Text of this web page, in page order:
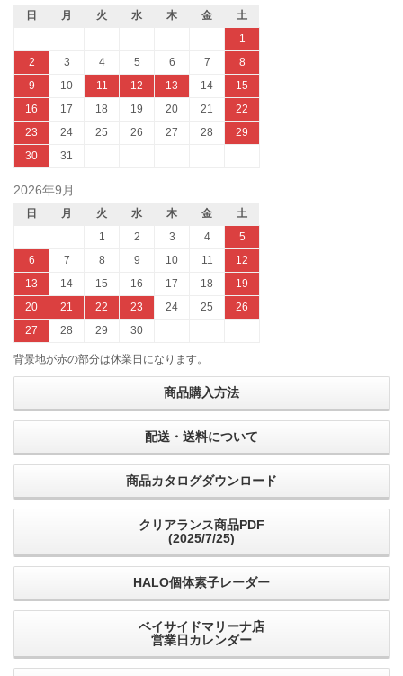
日 月 火 水 木 金
土
1
2
3 4 5 6 7
8
9
10 11 12 13 14
15
16
17 18 19 20 21
22
23
24 25 26 27 28
29
30
31
2026年9月
日 月 火 水 木 金
土
1
2 3 4
5
6
7 8 9 10 11
12
13
14 15 16 17 18
19
20
21 22 23 24 25
26
27
28 29 30
背景地が赤の部分は休業日になります。
商品購入方法
配送・送料について
商品カタログダウンロード
クリアランス商品PDF
(2025/7/25)
HALO個体素子レーダー
ベイサイドマリーナ店
営業日カレンダー